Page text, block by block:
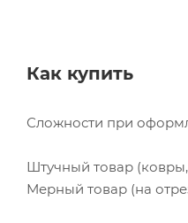
Как купить
Сложности при
Штучный товар
Мерный товар (на